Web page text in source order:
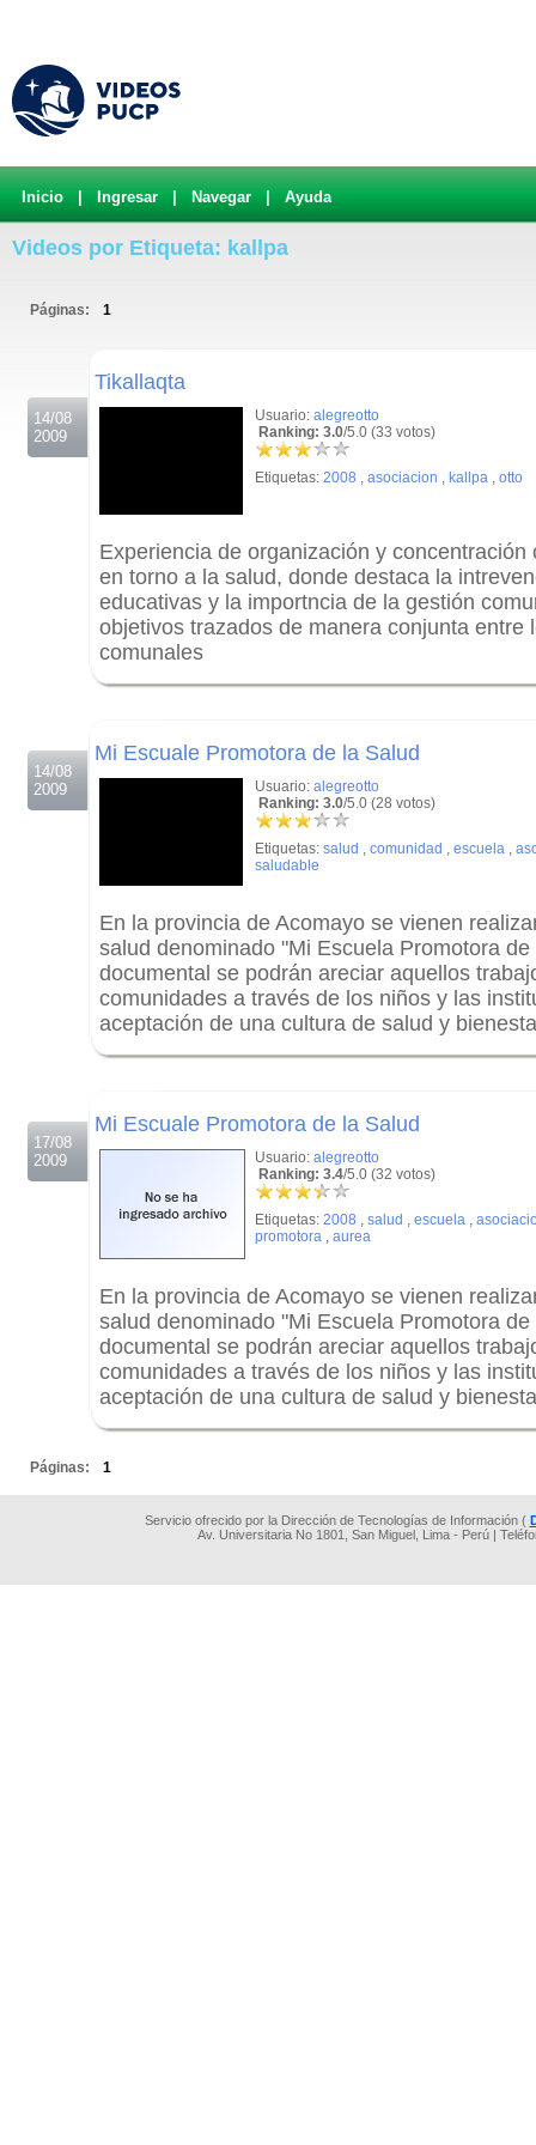
Inicio Ingresar Navegar Ayuda
Videos por Etiqueta: kallpa
Páginas: 1
14/08
2009
Tikallaqta
Usuario: alegreotto
Ranking: 3.0/5.0 (33 votos)
Etiquetas: 2008 , asociacion , kallpa , otto
Experiencia de organización y
en torno a la salud, donde destaca la
educativas y la importncia de la gestión
objetivos trazados de manera conjunta entre
comunales
14/08
2009
Mi Escuale Promotora de la Salud
Usuario: alegreotto
Ranking: 3.0/5.0 (28 votos)
Etiquetas: salud , comunidad , escuela ,
saludable
En la provincia de Acomayo se vienen
salud denominado "Mi Escuela Promotora
documental se podrán areciar aquellos
comunidades a través de los niños y las
aceptación de una cultura de salud y
17/08
2009
Mi Escuale Promotora de la Salud
Usuario: alegreotto
Ranking: 3.4/5.0 (32 votos)
Etiquetas: 2008 , salud , escuela ,
promotora , aurea
En la provincia de Acomayo se vienen
salud denominado "Mi Escuela Promotora
documental se podrán areciar aquellos
comunidades a través de los niños y las
aceptación de una cultura de salud y
Páginas: 1
Servicio ofrecido por la Dirección de Tecnologías de Información (
Av. Universitaria No 1801, San Miguel, Lima - Perú |